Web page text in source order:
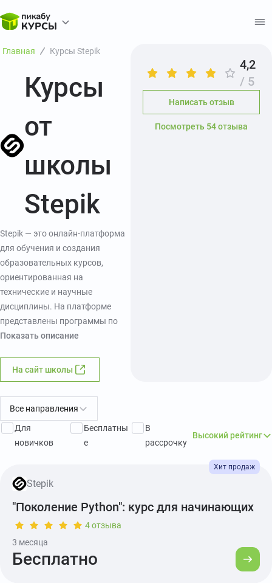
Главная Курсы Stepik
Курсы
от
школы
Stepik
Stepik — это онлайн-платформа
для обучения и создания
образовательных курсов,
ориентированная на
технические и научные
дисциплины. На платформе
представлены программы по
разработке, математике, работе
биологии, инженерным и
естественно-научным
процесс построен с
использованием
закреплять материал на
решения применяются не
только внутри платформы, но и
используются в
образовательных проектах на
Показать описание
На сайт школы
4,2
/ 5
Написать отзыв
Посмотреть 54 отзыва
Все направления
Для
новичков
Бесплатны
е
В
рассрочку
Высокий рейтинг
Stepik
"Поколение Python": курс для начинающих
4 отзыва
3 месяца
Бесплатно